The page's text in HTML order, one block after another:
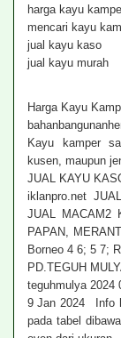
harga kayu
mencari kayu
jual kayu kaso
jual kayu murah‎
Harga Kayu
Kayu kamper
kusen, maupun
JUAL KAYU
iklanpro.net
JUAL MACAM2
PAPAN,
Borneo 4 6; 5 7;
PD.TEGUH
teguhmulya 2024
9 Jan 2024 Info
pada tabel